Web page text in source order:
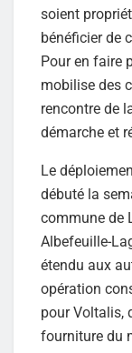
soient
bénéficier de
Pour en faire
mobilise des
rencontre de
démarche et
Le
débuté la
commune de
Albefeuille-
étendu aux
opération
pour Voltalis,
fourniture du